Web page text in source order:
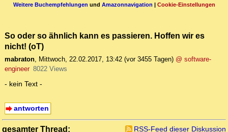
Weitere Buchempfehlungen und Amazonnavigation | Cookie-Einstellungen
So oder so ähnlich kann es passieren. Hoffen wir es
nicht! (oT)
mabraton, Mittwoch, 22.02.2017, 13:42 (vor 3455 Tagen) @ software-
engineer 8022 Views
- kein Text -
antworten
gesamter Thread:
RSS-Feed dieser Diskussion